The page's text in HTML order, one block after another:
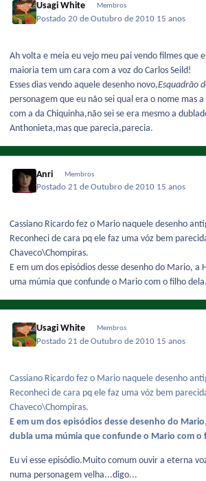
Usagi White Membros
Postado20 de Outubro de 2010 15 anos
Ah volta e meia eu vejo meu pai vendo filmes que
maioria tem um cara com a voz do Carlos Seild!
Esses dias vendo aquele desenho novo,Esquadrão
personagem que eu não sei qual era o nome mas
com a da Chiquinha,não sei se era mesmo a
Anthonieta,mas que parecia,parecia.
Anri Membros
Postado21 de Outubro de 2010 15 anos
Cassiano Ricardo fez o Mario naquele desenho
Reconheci de cara pq ele faz uma vóz bem
Chaveco\Chompiras.
E em um dos episódios desse desenho do Mario, a
uma múmia que confunde o Mario com o filho dela.
Usagi White Membros
Postado21 de Outubro de 2010 15 anos
Cassiano Ricardo fez o Mario naquele desenho
Reconheci de cara pq ele faz uma vóz bem
Chaveco\Chompiras.
E em um dos episódios desse desenho do
dubla uma múmia que confunde o Mario com o
Eu vi esse episódio.Muito comum ouvir a eterna
numa personagem velha...digo...